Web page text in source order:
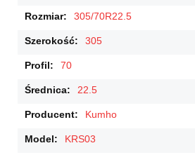
305/70R22.5
305
70
22.5
Kumho
KRS03